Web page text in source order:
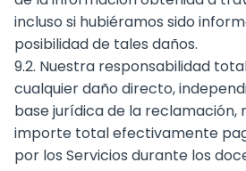
incluso si hubiéramos sido
posibilidad de tales daños.
9.2. Nuestra responsabilidad
cualquier daño directo,
base jurídica de la reclamación,
importe total efectivamente
por los Servicios durante los